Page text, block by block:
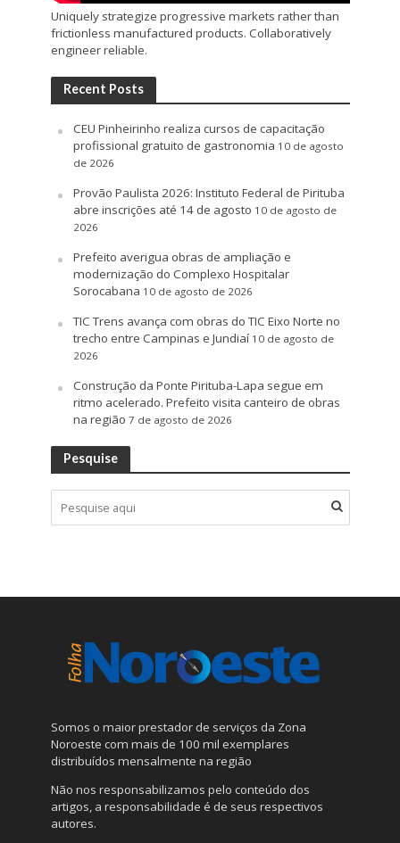
Uniquely strategize progressive markets rather than
frictionless manufactured products. Collaboratively
engineer reliable.
Recent Posts
CEU Pinheirinho realiza cursos de capacitação
profissional gratuito de gastronomia 10 de agosto
de 2026
Provão Paulista 2026: Instituto Federal de Pirituba
abre inscrições até 14 de agosto 10 de agosto de
2026
Prefeito averigua obras de ampliação e
modernização do Complexo Hospitalar
Sorocabana 10 de agosto de 2026
TIC Trens avança com obras do TIC Eixo Norte no
trecho entre Campinas e Jundiaí 10 de agosto de
2026
Construção da Ponte Pirituba-Lapa segue em
ritmo acelerado. Prefeito visita canteiro de obras
na região 7 de agosto de 2026
Pesquise
Somos o maior prestador de serviços da Zona
Noroeste com mais de 100 mil exemplares
distribuídos mensalmente na região
Não nos responsabilizamos pelo conteúdo dos
artigos, a responsabilidade é de seus respectivos
autores.